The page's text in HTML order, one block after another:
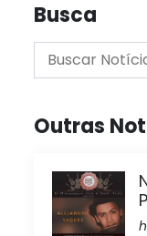
Busca
Outras